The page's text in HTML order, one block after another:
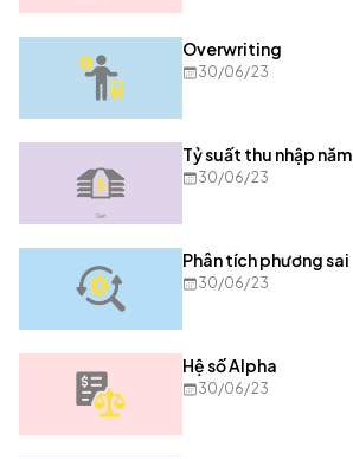
Overwriting
30/06/23
Tỷ suất thu nhập năm
30/06/23
Phân tích phương sai
30/06/23
Hệ số Alpha
30/06/23